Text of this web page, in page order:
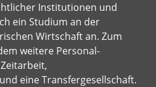
Institutionen und
ein Studium an der
Wirtschaft an. Zum
weitere Personal-
eine Transfergesellschaft.